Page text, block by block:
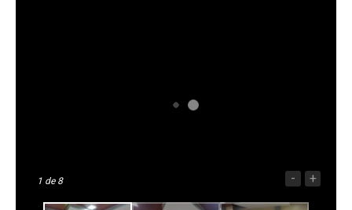
1 de 8 - +